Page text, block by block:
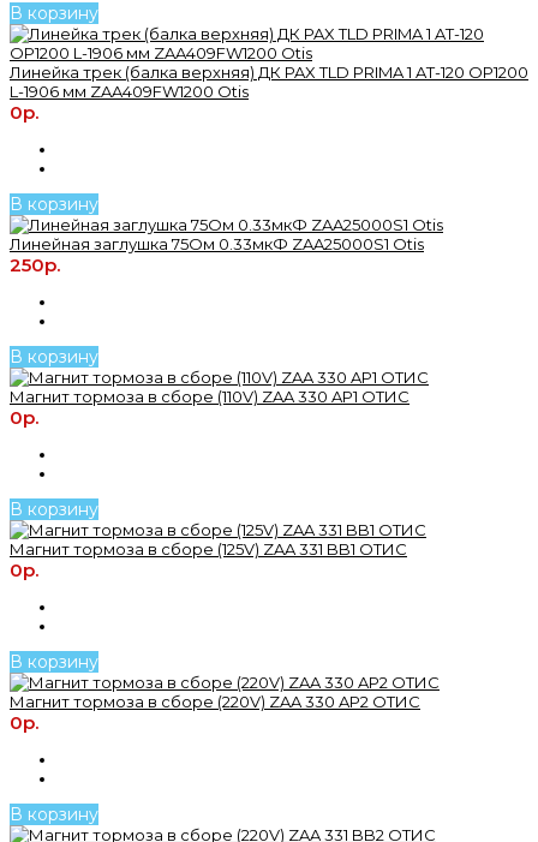
В корзину
Линейка трек (балка верхняя) ДК PAX TLD PRIMA 1 AT-120 OP1200
L-1906 мм ZAA409FW1200 Otis
0р.
В корзину
Линейная заглушка 75Ом 0.33мкФ ZAA25000S1 Otis
250р.
В корзину
Магнит тормоза в сборе (110V) ZAA 330 AP1 ОТИС
0р.
В корзину
Магнит тормоза в сборе (125V) ZAA 331 BB1 ОТИС
0р.
В корзину
Магнит тормоза в сборе (220V) ZAA 330 AP2 ОТИС
0р.
В корзину